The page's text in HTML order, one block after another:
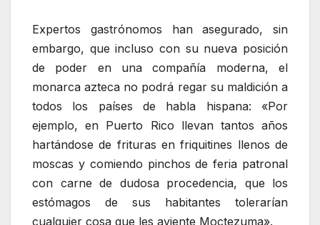
Expertos gastrónomos han asegurado, sin
embargo, que incluso con su nueva posición
de poder en una compañía moderna, el
monarca azteca no podrá regar su maldición a
todos los países de habla hispana: «Por
ejemplo, en Puerto Rico llevan tantos años
hartándose de frituras en friquitines llenos de
moscas y comiendo pinchos de feria patronal
con carne de dudosa procedencia, que los
estómagos de sus habitantes tolerarían
cualquier cosa que les aviente Moctezuma».